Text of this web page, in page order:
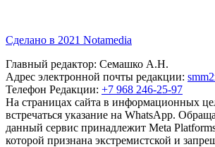
Сделано в 2021 Notamedia
Главный редактор: Семашко А.Н.
Адрес электронной почты редакции:
Телефон Редакции: +7 968 246-25-97
На страницах сайта в информационных
встречаться указание на WhatsApp.
данный сервис принадлежит Meta
которой признана экстремистской и